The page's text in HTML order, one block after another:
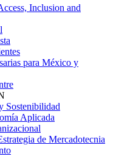
Inclusion and
para México y
Sostenibilidad
Aplicada
de Mercadotecnia